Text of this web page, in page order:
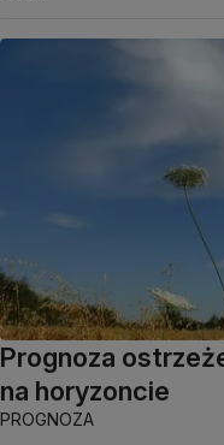
Prognoza
na horyzoncie
PROGNOZA